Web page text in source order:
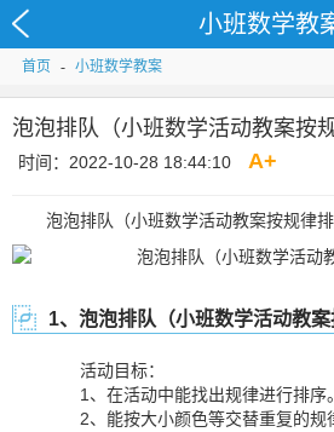
小班数学教
首页 - 小班数学教案
泡泡排队（小班数学活动教案按
时间：2022-10-28 18:44:10 A+
泡泡排队（小班数学活动教案按规律排
1、泡泡排队（小班数学活动教案
活动目标：
1、在活动中能找出规律进行排序。
2、能按大小颜色等交替重复的规